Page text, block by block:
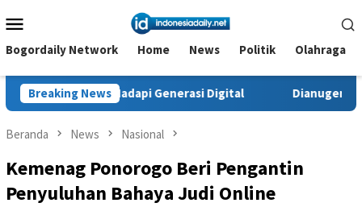
ke
kontenMobile
Bogordaily Network Home News Politik Olahraga
Breaking News
Hadapi Generasi Digital Dianugerahi Anggota
Beranda News Nasional
Kemenag Ponorogo Beri Pengantin
Penyuluhan Bahaya Judi Online